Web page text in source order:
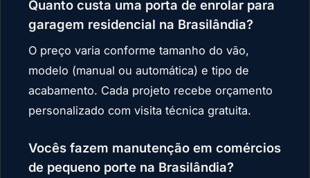
Quanto custa uma porta de enrolar para
garagem residencial na Brasilândia?
O preço varia conforme tamanho do vão,
modelo (manual ou automática) e tipo de
acabamento. Cada projeto recebe orçamento
personalizado com visita técnica gratuita.
Vocês fazem manutenção em comércios
de pequeno porte na Brasilândia?